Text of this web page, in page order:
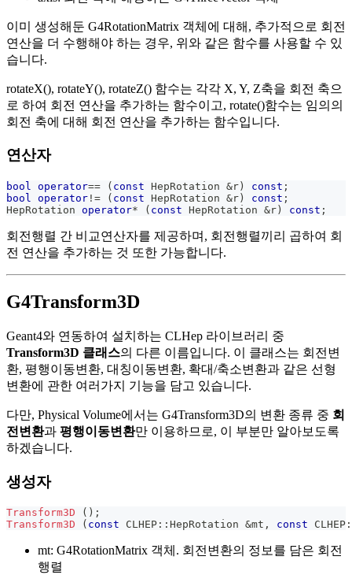
이미 생성해둔 G4RotationMatrix 객체에 대해, 추가적으로 회전
연산을 더 수행해야 하는 경우, 위와 같은 함수를 사용할 수 있
습니다.
rotateX(), rotateY(), rotateZ() 함수는 각각 X, Y, Z축을 회전 축으
로 하여 회전 연산을 추가하는 함수이고, rotate()함수는 임의의
회전 축에 대해 회전 연산을 추가하는 함수입니다.
연산자
bool operator== ( const HepRotation &r ) const ;
bool operator != ( const HepRotation &r ) const ;
HepRotation operator* ( const HepRotation &r ) const ;
회전행렬 간 비교연산자를 제공하며, 회전행렬끼리 곱하여 회
전 연산을 추가하는 것 또한 가능합니다.
G4Transform3D
Geant4와 연동하여 설치하는 CLHep 라이브러리 중
Transform3D 클래스의 다른 이름입니다. 이 클래스는 회전변
환, 평행이동변환, 대칭이동변환, 확대/축소변환과 같은 선형
변환에 관한 여러가지 기능을 담고 있습니다.
다만, Physical Volume에서는 G4Transform3D의 변환 종류 중 회
전변환과 평행이동변환만 이용하므로, 이 부분만 알아보도록
하겠습니다.
생성자
Transform3D ( ) ;
Transform3D
( const CLHEP :: HepRotation &mt , const CLHEP
mt: G4RotationMatrix 객체. 회전변환의 정보를 담은 회전
행렬